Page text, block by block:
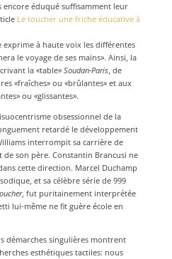
encore éduqué suffisamment leur
Le toucher une friche éducative à
exprime à haute voix les différentes
le voyage de ses mains». Ainsi, la
la «table» Soudan-Paris, de
«fraîches» ou «brûlantes» et aux
ou «glissantes».
obsessionnel de la
retardé le développement
interrompit sa carrière de
de son père. Constantin Brancusi ne
cette direction. Marcel Duchamp
et sa célèbre série de 999
, fut puritainement interprétée
lui-même ne fit guère école en
démarches singulières montrent
esthétiques tactiles: nous